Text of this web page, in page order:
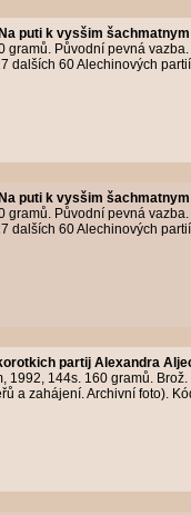
Na puti k vysšim
gramů. Původní pevná
dalších 60 Alechinových
Na puti k vysšim
gramů. Původní pevná
dalších 60 Alechinových
partij Alexandra
1992, 144s. 160 gramů.
a zahájení. Archivní foto).